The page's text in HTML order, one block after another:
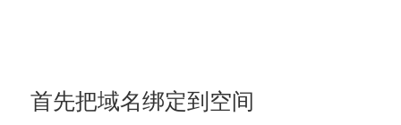
首先把域名绑定到空间